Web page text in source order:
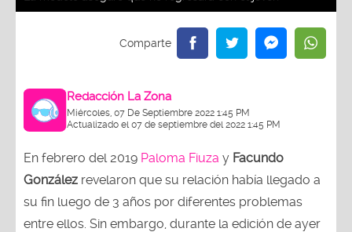
Redacción La Zona
Miércoles, 07 De Septiembre 2022 1:45 PM
Actualizado el 07 de septiembre del 2022 1:45 PM
En febrero del 2019 Paloma Fiuza y Facundo
González revelaron que su relación había llegado a
su fin luego de 3 años por diferentes problemas
entre ellos. Sin embargo, durante la edición de ayer